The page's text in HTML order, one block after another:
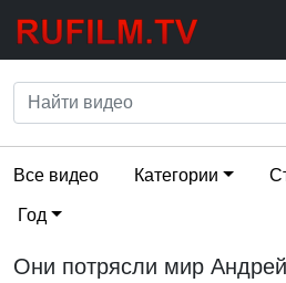
Все видео Категории
Год
Они потрясли мир